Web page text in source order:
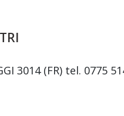
3014 (FR) tel. 0775